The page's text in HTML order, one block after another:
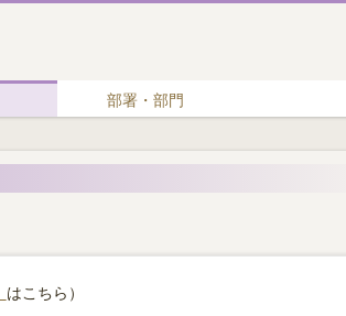
部署・部門
はこちら）